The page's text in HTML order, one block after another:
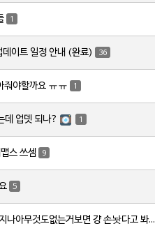
1
데이트 일정 안내 (완료) 36
줘야할까요 ㅠㅠ 1
데 업뎃 되나? 1
스 쓰셈 9
5
토요일저녁인데도 공지나아무것도없는거보면 걍 손놧다고 봐야하나요?